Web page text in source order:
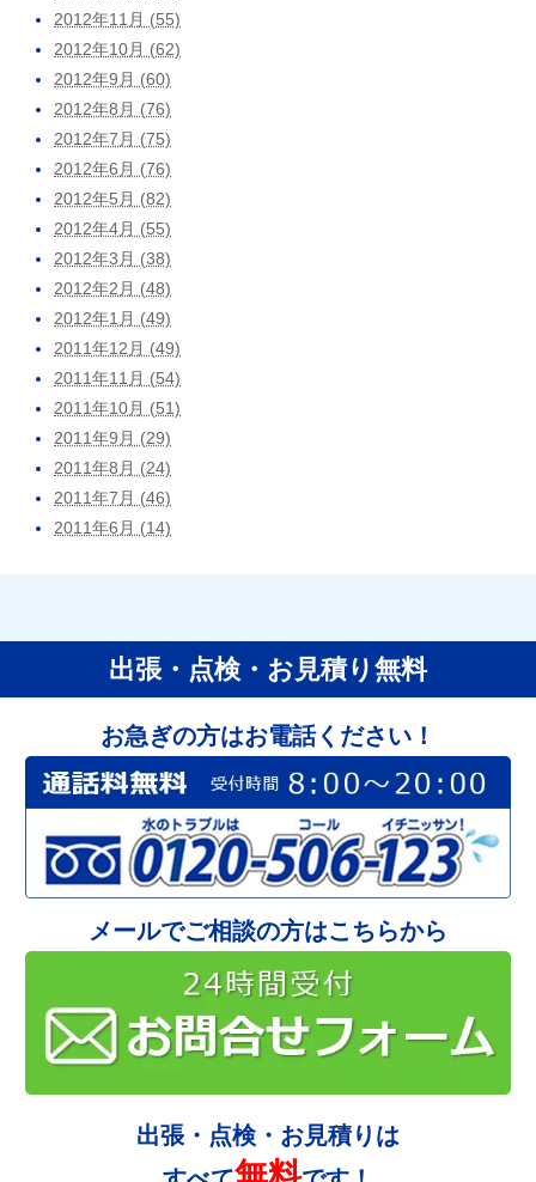
2012年11月 (55)
2012年10月 (62)
2012年9月 (60)
2012年8月 (76)
2012年7月 (75)
2012年6月 (76)
2012年5月 (82)
2012年4月 (55)
2012年3月 (38)
2012年2月 (48)
2012年1月 (49)
2011年12月 (49)
2011年11月 (54)
2011年10月 (51)
2011年9月 (29)
2011年8月 (24)
2011年7月 (46)
2011年6月 (14)
出張・点検・お見積り無料
お急ぎの方はお電話ください！
メールでご相談の方はこちらから
出張・点検・お見積りは